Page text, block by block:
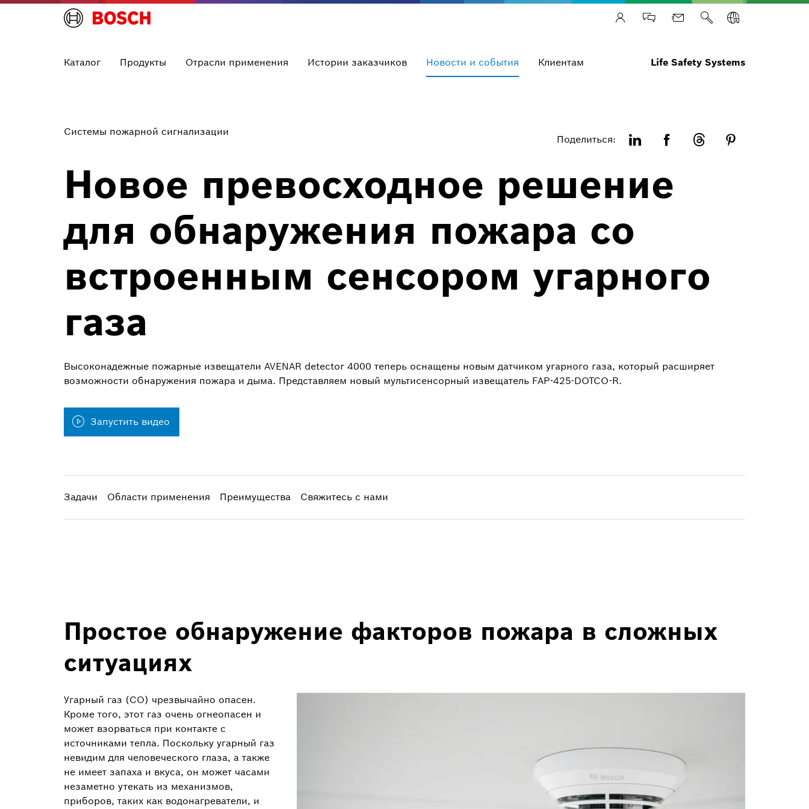
Каталог Продукты Отрасли применения Истории заказчиков Новости и события Клиентам Life Safety Systems
Системы пожарной сигнализации
Поделиться:
Новое превосходное решение
для обнаружения пожара со
встроенным сенсором угарного
газа
Высоконадежные пожарные извещатели AVENAR detector 4000 теперь оснащены новым датчиком угарного газа, который расширяет
возможности обнаружения пожара и дыма. Представляем новый мультисенсорный извещатель FAP-425-DOTCO-R.
Запустить видео
Задачи Области применения Преимущества Свяжитесь с нами
Простое обнаружение факторов пожара в сложных
ситуациях
Угарный газ (СО) чрезвычайно опасен.
Кроме того, этот газ очень огнеопасен и
может взорваться при контакте с
источниками тепла. Поскольку угарный газ
невидим для человеческого глаза, а также
не имеет запаха и вкуса, он может часами
незаметно утекать из механизмов,
приборов, таких как водонагреватели, и